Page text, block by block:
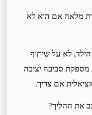
מלאה אם הוא לא
לא על שיתוף
סביבה יציבה
אם צריך.
את ההליך?